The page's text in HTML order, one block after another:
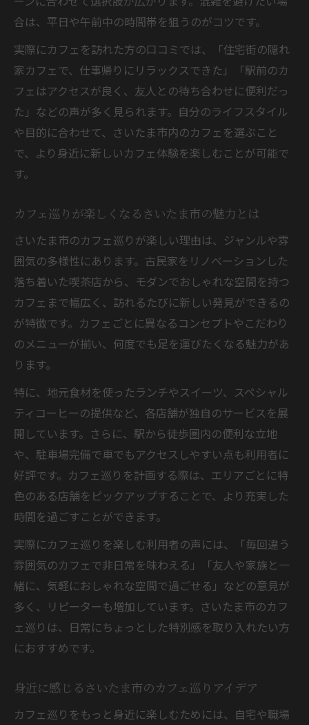
合は、平日や午前中の時間帯を狙うのがコツです。
実際にカフェを訪れた方の口コミでは、「住宅街の隠れ
家カフェで、仕事帰りにリラックスできた」「駅前のカ
フェはアクセスが良く、友人との待ち合わせに便利だっ
た」などの声が多く見られます。自分のライフスタイル
や目的に合わせて、さいたま市内のカフェを選ぶこと
で、より身近に新しいカフェ体験を楽しむことが可能で
す。
カフェ巡りが楽しくなるさいたま市の魅力とは
さいたま市のカフェ巡りが楽しい理由は、ジャンルや雰
囲気の多様性にあります。古民家をリノベーションした
落ち着いた喫茶店から、モダンでおしゃれな空間を持つ
カフェまで幅広く、訪れるたびに新しい発見ができるの
が特徴です。カフェごとに異なるコンセプトやこだわり
のメニューが揃い、何度でも足を運びたくなる魅力があ
ります。
特に、地元食材を使ったランチやスイーツ、スペシャル
ティコーヒーの提供など、各店舗が独自のサービスを展
開しています。さらに、駅から徒歩圏内の便利な立地
や、駐車場完備で車でもアクセスしやすい点も利用者に
好評です。カフェ巡りを計画する際は、エリアごとに特
色のある店舗をピックアップすることで、より充実した
時間を過ごすことができます。
実際にカフェ巡りを楽しむ利用者の声には、「毎回違う
雰囲気のカフェで非日常を味わえる」「友人や家族と一
緒に、気軽におしゃれな空間で過ごせる」などの意見が
多く、リピーターも増加しています。さいたま市のカフ
ェ巡りは、日常にちょっとした特別感を取り入れたい方
におすすめです。
身近に感じるさいたま市のカフェ巡りアイデア
カフェ巡りをもっと身近に楽しむためには、自宅や職場